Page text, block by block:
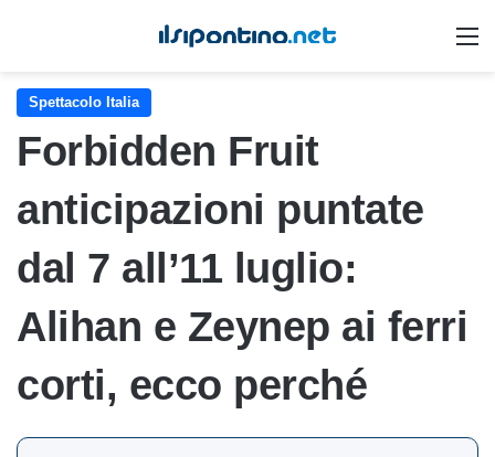
Spettacolo Italia
Forbidden Fruit
anticipazioni puntate
dal 7 all’11 luglio:
Alihan e Zeynep ai ferri
corti, ecco perché